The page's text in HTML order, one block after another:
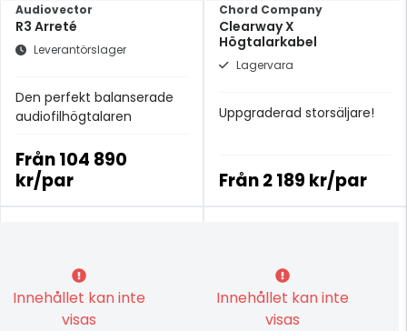
Audiovector
R3 Arreté
Leverantörslager
Den perfekt balanserade
audiofilhögtalaren
Från104 890
kr/par
Chord Company
Clearway X
Högtalarkabel
Lagervara
Uppgraderad storsäljare!
Från2 189 kr/par
Innehållet kan inte
visas
Innehållet kan inte
visas